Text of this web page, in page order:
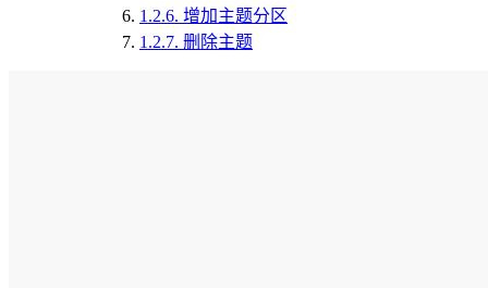
1.2.6. 增加主题分区
1.2.7. 删除主题